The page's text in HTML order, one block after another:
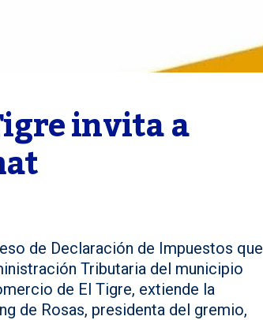
invita a
de Declaración de Impuestos que
Tributaria del municipio
de El Tigre, extiende la
de Rosas, presidenta del gremio,